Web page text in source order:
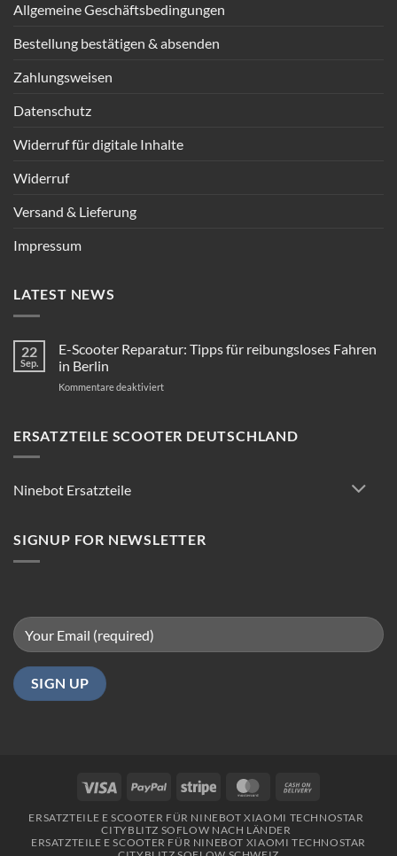
Allgemeine Geschäftsbedingungen
Bestellung bestätigen & absenden
Zahlungsweisen
Datenschutz
Widerruf für digitale Inhalte
Widerruf
Versand & Lieferung
Impressum
LATEST NEWS
22
Sep.
E-Scooter Reparatur: Tipps für reibungsloses Fahren
in Berlin
Kommentare deaktiviertfür
Reparatur:
ERSATZTEILE SCOOTER DEUTSCHLAND
Ninebot Ersatzteile
SIGNUP FOR NEWSLETTER
Visa PayPal Stripe MasterCard
Delivery
ERSATZTEILE E SCOOTER FÜR NINEBOT XIAOMI TECHNOSTAR
CITYBLITZ SOFLOW NACH LÄNDER
ERSATZTEILE E SCOOTER FÜR NINEBOT XIAOMI TECHNOSTAR